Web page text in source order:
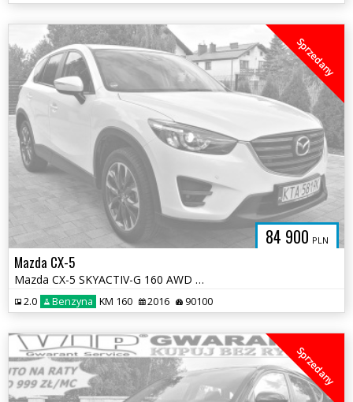
84 900 PLN
Sprzedany
Mazda CX-5
Mazda CX-5 SKYACTIV-G 160 AWD Sports-Line
2.0 Benzyna KM 160 2016 90100
Sprzedany